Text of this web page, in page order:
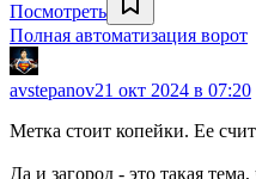
Посмотреть
Полная автоматизация ворот
avstepanov21 окт 2024 в 07:20
Метка стоит копейки. Ее
Да и загород - это такая